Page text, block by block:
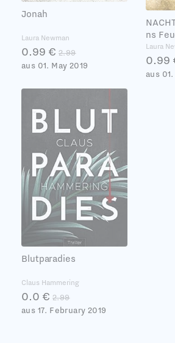
Jonah
Laura Newman
0.99 € 2.99
aus 01. May 2019
ns
Laura
0.99
aus
Blutparadies
Claus Hammering
0.0 € 2.99
aus 17. February 2019